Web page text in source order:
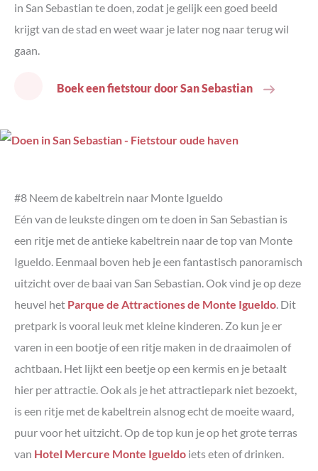
in San Sebastian te doen, zodat je gelijk een goed beeld
krijgt van de stad en weet waar je later nog naar terug wil
gaan.
Boek een fietstour door San Sebastian
#8 Neem de kabeltrein naar Monte Igueldo
Eén van de leukste dingen om te doen in San Sebastian is
een ritje met de antieke kabeltrein naar de top van Monte
Igueldo. Eenmaal boven heb je een fantastisch panoramisch
uitzicht over de baai van San Sebastian. Ook vind je op deze
heuvel het Parque de Attractiones de Monte Igueldo . Dit
pretpark is vooral leuk met kleine kinderen. Zo kun je er
varen in een bootje of een ritje maken in de draaimolen of
achtbaan. Het lijkt een beetje op een kermis en je betaalt
hier per attractie. Ook als je het attractiepark niet bezoekt,
is een ritje met de kabeltrein alsnog echt de moeite waard,
puur voor het uitzicht. Op de top kun je op het grote terras
van Hotel Mercure Monte Igueldo iets eten of drinken.